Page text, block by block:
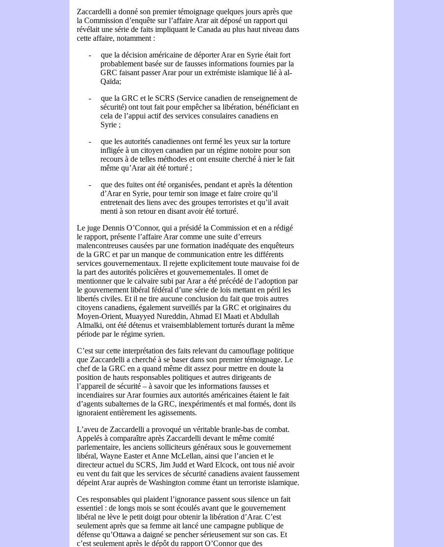
Zaccardelli a donné son premier témoignage quelques jours après que
la Commission d’enquête sur l’affaire Arar ait déposé un rapport qui
révélait une série de faits impliquant le Canada au plus haut niveau dans
cette affaire, notamment :
-
que la décision américaine de déporter Arar en Syrie était fort
probablement basée sur de fausses informations fournies par la
GRC faisant passer Arar pour un extrémiste islamique lié à al-
Qaïda;
-
que la GRC et le SCRS (Service canadien de renseignement de
sécurité) ont tout fait pour empêcher sa libération, bénéficiant en
cela de l’appui actif des services consulaires canadiens en
Syrie ;
-
que les autorités canadiennes ont fermé les yeux sur la torture
infligée à un citoyen canadien par un régime notoire pour son
recours à de telles méthodes et ont ensuite cherché à nier le fait
même qu’Arar ait été torturé ;
-
que des fuites ont été organisées, pendant et après la détention
d’Arar en Syrie, pour ternir son image et faire croire qu’il
entretenait des liens avec des groupes terroristes et qu’il avait
menti à son retour en disant avoir été torturé.
Le juge Dennis O’Connor, qui a présidé la Commission et en a rédigé
le rapport, présente l’affaire Arar comme une suite d’erreurs
malencontreuses causées par une formation inadéquate des enquêteurs
de la GRC et par un manque de communication entre les différents
services gouvernementaux. Il rejette explicitement toute mauvaise foi de
la part des autorités policières et gouvernementales. Il omet de
mentionner que le calvaire subi par Arar a été précédé de l’adoption par
le gouvernement libéral fédéral d’une série de lois mettant en péril les
libertés civiles. Et il ne tire aucune conclusion du fait que trois autres
citoyens canadiens, également surveillés par la GRC et originaires du
Moyen-Orient, Muayyed Nureddin, Ahmad El Maati et Abdullah
Almalki, ont été détenus et vraisemblablement torturés durant la même
période par le régime syrien.
C’est sur cette interprétation des faits relevant du camouflage politique
que Zaccardelli a cherché à se baser dans son premier témoignage. Le
chef de la GRC en a quand même dit assez pour mettre en doute la
position de hauts responsables politiques et autres dirigeants de
l’appareil de sécurité – à savoir que les informations fausses et
incendiaires sur Arar fournies aux autorités américaines étaient le fait
d’agents subalternes de la GRC, inexpérimentés et mal formés, dont ils
ignoraient entièrement les agissements.
L’aveu de Zaccardelli a provoqué un véritable branle-bas de combat.
Appelés à comparaître après Zaccardelli devant le même comité
parlementaire, les anciens solliciteurs généraux sous le gouvernement
libéral, Wayne Easter et Anne McLellan, ainsi que l’ancien et le
directeur actuel du SCRS, Jim Judd et Ward Elcock, ont tous nié avoir
eu vent du fait que les services de sécurité canadiens avaient faussement
dépeint Arar auprès de Washington comme étant un terroriste islamique.
Ces responsables qui plaident l’ignorance passent sous silence un fait
essentiel : de longs mois se sont écoulés avant que le gouvernement
libéral ne lève le petit doigt pour obtenir la libération d’Arar. C’est
seulement après que sa femme ait lancé une campagne publique de
défense qu’Ottawa a daigné se pencher sérieusement sur son cas. Et
c’est seulement après le dépôt du rapport O’Connor que des